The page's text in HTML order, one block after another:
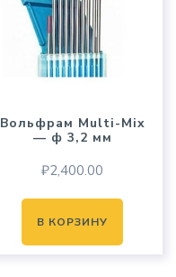
Вольфрам Multi-Mix
— ф 3,2 мм
₽2,400.00
В КОРЗИНУ